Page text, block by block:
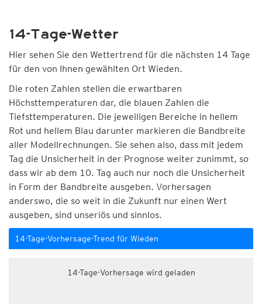
14-Tage-Wetter
Hier sehen Sie den Wettertrend für die nächsten 14 Tage
für den von Ihnen gewählten Ort Wieden.
Die roten Zahlen stellen die erwartbaren
Höchsttemperaturen dar, die blauen Zahlen die
Tiefsttemperaturen. Die jeweiligen Bereiche in hellem
Rot und hellem Blau darunter markieren die Bandbreite
aller Modellrechnungen. Sie sehen also, dass mit jedem
Tag die Unsicherheit in der Prognose weiter zunimmt, so
dass wir ab dem 10. Tag auch nur noch die Unsicherheit
in Form der Bandbreite ausgeben. Vorhersagen
anderswo, die so weit in die Zukunft nur einen Wert
ausgeben, sind unseriös und sinnlos.
14-Tage-Vorhersage-Trend für Wieden
14-Tage-Vorhersage wird geladen